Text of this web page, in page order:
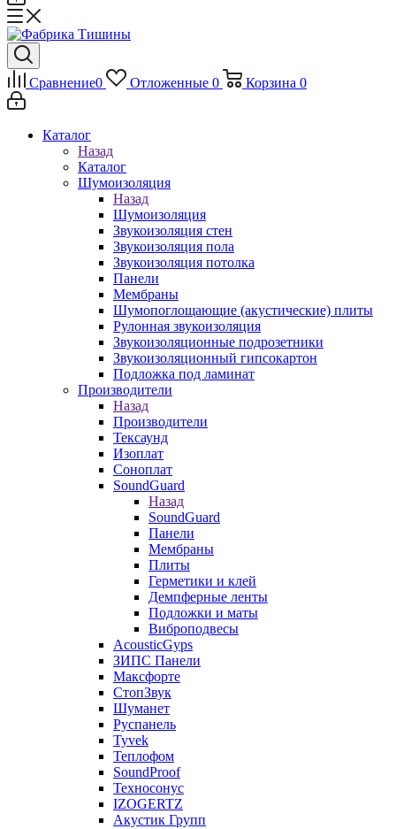
Сравнение0 Отложенные 0 Корзина 0
Каталог
Назад
Каталог
Шумоизоляция
Назад
Шумоизоляция
Звукоизоляция стен
Звукоизоляция пола
Звукоизоляция потолка
Панели
Мембраны
Шумопоглощающие (акустические) плиты
Рулонная звукоизоляция
Звукоизоляционные подрозетники
Звукоизоляционный гипсокартон
Подложка под ламинат
Производители
Назад
Производители
Тексаунд
Изоплат
Соноплат
SoundGuard
Назад
SoundGuard
Панели
Мембраны
Плиты
Герметики и клей
Демпферные ленты
Подложки и маты
Виброподвесы
AcousticGyps
ЗИПС Панели
Максфорте
СтопЗвук
Шуманет
Руспанель
Tyvek
Теплофом
SoundProof
Техносонус
IZOGERTZ
Акустик Групп